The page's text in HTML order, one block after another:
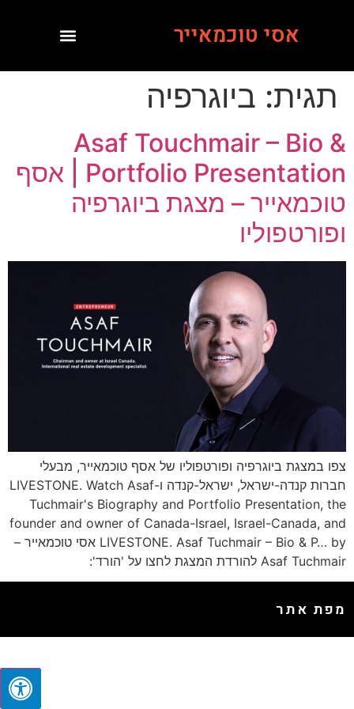
אסי טוכמאייר
תגית: ביוגרפיה
Asaf Touchmair – Bio &
Portfolio Presentation | אסף
טוכמאייר – מצגת ביוגרפיה
ופורטפוליו
צפו במצגת ביוגרפיה ופורטפוליו של אסף טוכמאייר, מבעלי
חברות קנדה-ישראל, ישראל-קנדה ו-LIVESTONE. Watch Asaf
Tuchmair's Biography and Portfolio Presentation, the
founder and owner of Canada-Israel, Israel-Canada, and
LIVESTONE. Asaf Tuchmair – Bio & P… by אסי טוכמאייר –
Asaf Tuchmair להורדת המצגת לחצו על 'הורד':
מפת אתר